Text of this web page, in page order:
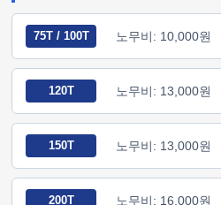
75T / 100T 노무비: 10,000원
120T 노무비: 13,000원
150T 노무비: 13,000원
200T 노무비: 16,000원